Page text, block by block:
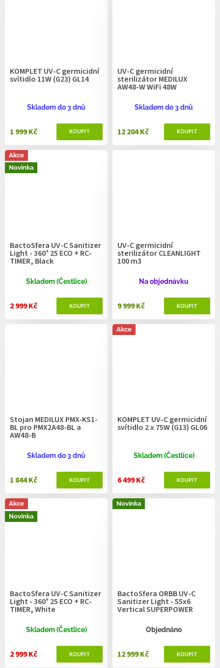
KOMPLET UV-C germicidní
svítidlo 11W (G23) GL14
Skladem do 3 dnů
1 999 Kč
UV-C germicidní
sterilizátor MEDILUX
AW48-W WiFi 48W
Skladem do 3 dnů
12 204 Kč
Akce
Novinka
BactoSfera UV-C Sanitizer
Light - 360° 25 ECO + RC-
TIMER, Black
Skladem (Čestlice)
2 999 Kč
UV-C germicidní
sterilizátor CLEANLIGHT
100 m3
Na objednávku
9 999 Kč
Stojan MEDILUX PMX-KS1-
BL pro PMX2A48-BL a
AW48-B
Skladem do 3 dnů
1 844 Kč
Akce
KOMPLET UV-C germicidní
svítidlo 2 x 75W (G13) GL06
Skladem (Čestlice)
6 499 Kč
Akce
Novinka
BactoSfera UV-C Sanitizer
Light - 360° 25 ECO + RC-
TIMER, White
Skladem (Čestlice)
2 999 Kč
Novinka
BactoSfera ORBB UV-C
Sanitizer Light - 55х6
Vertical SUPERPOWER
Objednáno
12 999 Kč